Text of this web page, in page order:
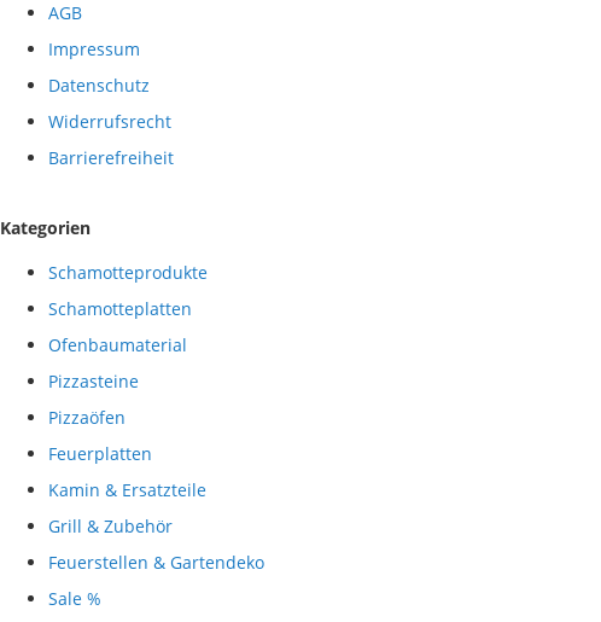
AGB
Impressum
Datenschutz
Widerrufsrecht
Barrierefreiheit
Kategorien
Schamotteprodukte
Schamotteplatten
Ofenbaumaterial
Pizzasteine
Pizzaöfen
Feuerplatten
Kamin & Ersatzteile
Grill & Zubehör
Feuerstellen & Gartendeko
Sale %